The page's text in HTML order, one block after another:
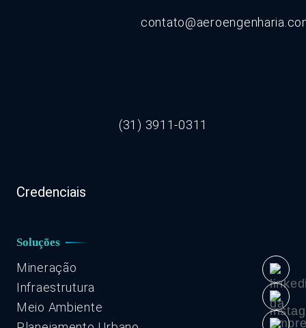
(31) 3911-0311
Credenciais
Soluções
Mineração
Infraestrutura
Meio Ambiente